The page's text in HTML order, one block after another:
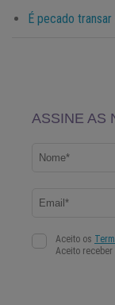
É pecado